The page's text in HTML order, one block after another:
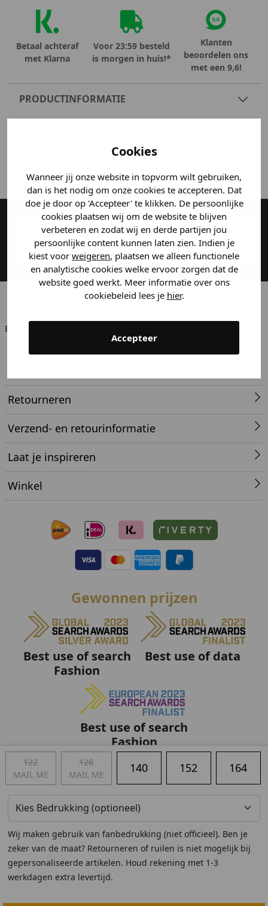
Cookies
Wanneer jij onze website in topvorm wilt gebruiken,
dan is het nodig om onze cookies te accepteren. Dat
doe je door op 'Accepteer' te klikken. De persoonlijke
cookies plaatsen wij om de website te blijven
verbeteren en zodat wij en derde partijen jou
persoonlijke content kunnen laten zien. Indien je
kiest voor weigeren, plaatsen we alleen functionele
en analytische cookies welke ervoor zorgen dat de
website goed werkt. Meer informatie over ons
cookiebeleid lees je hier.
Accepteer
122
MAIL ME
128
MAIL ME
140 152 164
Wij maken gebruik van fanbedrukking (niet officieel). Ben je
zeker van de maat? Retourneren of ruilen is niet mogelijk bij
gepersonaliseerde artikelen. Houd rekening met 1-3
werkdagen extra levertijd.
Betaal achteraf
met Klarna
Voor 23:59 besteld
is morgen in huis!*
Klanten
beoordelen ons
met een 9,6!
PRODUCTINFORMATIE
Maak een account aan en ontvang 5%
korting op je eerste bestelling!
Betaal achteraf met
is morgen in huis!*
Retourneren
Verzend- en retourinformatie
Laat je inspireren
Winkel
Gewonnen prijzen
Best use of search
Fashion
Best use of data
Best use of search
Fashion
Algemene voorwaarden